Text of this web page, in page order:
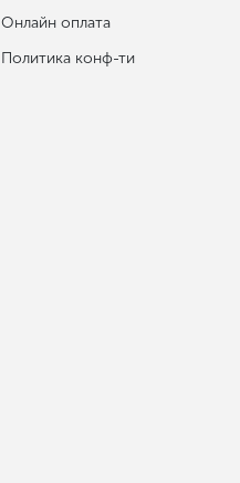
Онлайн оплата
Политика конф-ти